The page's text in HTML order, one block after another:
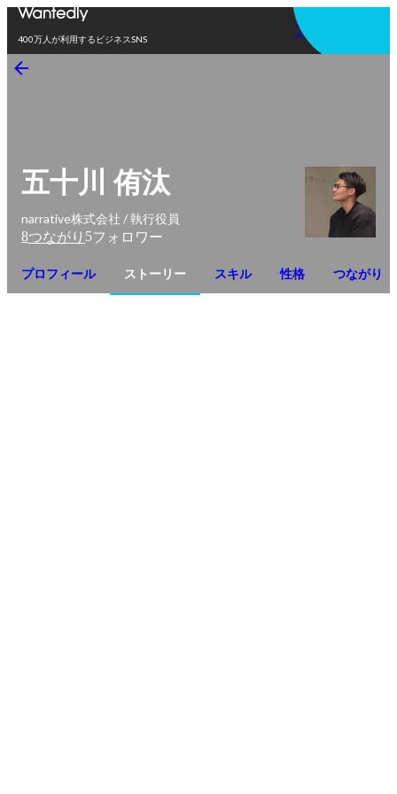
400万人が利用するビジネスSNS
アプリを使う
五十川 侑汰
narrative株式会社 / 執行役員
8つながり 5フォロワー
プロフィール ストーリー スキル 性格 つながり